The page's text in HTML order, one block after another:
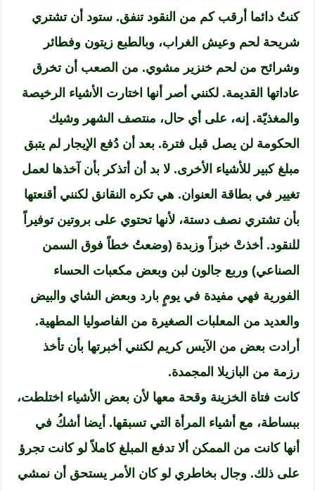
كنتُ دائما أرقب كم من النقود تنفق. ستود أن تشتري
شريحة لحم وعيش الغراب، وبالطبع زيتون وفطائر
وشرائح من لحم خنزير مشوي. من الصعب أن تخرق
عاداتها القديمة. لكنني أصر أنها اختارت الأشياء الرخيصة
والمغذيّة. إنه، على أي حال، منتصف الشهر وشيك
الحكومة لن يصل قبل فترة. بعد أن دُفع الإيجار لم يتبق
مبلغ كبير للأشياء الأخرى. لا بد أن أتذكر بأن آخذها لعمل
تغيير في بطاقة العنوان. هي تكره النقانق لكنني أقنعتها
بأن تشتري نصف دستة، لأنها تحتوي على بروتين توفيراً
للنقود. أخذتْ خبزاً وزبدة (وضعتُ خطاً فوق السمن
الصناعي) وربع جالون لبن وبعض مكعبات الحساء
الفورية فهي مفيدة في يومٍ بارد وبعض الشاي والبيض
والعديد من المعلبات الصغيرة من الفاصوليا المطهية.
أرادت بعض من الآيس كريم لكنني أخبرتها بأن تأخذ
رزمة من البازيلا المجمدة.
كانت فتاة الخزينة وقحة معها لأن بعض الأشياء اختلطت،
ببساطة، مع أشياء المرأة التي تسبقها. أيضا أشكُ في
أنها كانت من الممكن ألا تدفع المبلغ كاملاً لو كانت تجرؤ
على ذلك. وجال بخاطري لو كان الأمر يستحق أن نمشي